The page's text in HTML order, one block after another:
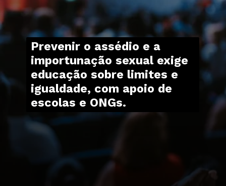
Prevenir o assédio e a
importunação sexual exige
educação sobre limites e
igualdade, com apoio de
escolas e ONGs.